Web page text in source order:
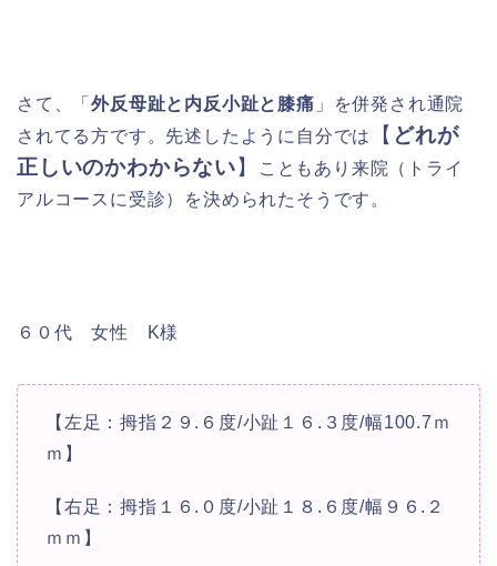
さて、「外反母趾と内反小趾と膝痛 」を併発され通院
されてる方です。先述したように自分では
【 どれが
正しいのかわからない】
こともあり来院（トライ
アルコースに受診）を決められたそうです。
６０代 女性 K様
【左足：拇指２９.６度/小趾１６.３度/幅100.7ｍ
ｍ】
【右足：拇指１６.０度/小趾１８.６度/幅９６.２
ｍｍ】